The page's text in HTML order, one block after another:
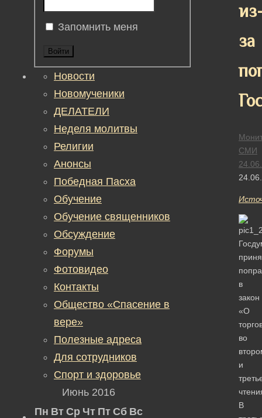
за
СМИ
в
закон
«О
во
и
В
Запомнить меня
Войти
Новости
Новомученики
ДЕЛАТЕЛИ
Неделя молитвы
Религии
Анонсы
Победная Пасха
Обучение
Обучение священников
Обсуждение
Форумы
Фотовидео
Контакты
Общество «Спасение в
вере»
Полезные адреса
Для сотрудников
Спорт и здоровье
Июнь 2016
Пн Вт Ср Чт Пт Сб Вс